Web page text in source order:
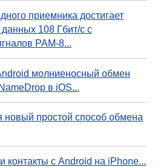
приемника достигает
108 Гбит/с с
PAM-8...
молниеносный обмен
в iOS...
новый простой способ обмена
контакты с Android на iPhone...